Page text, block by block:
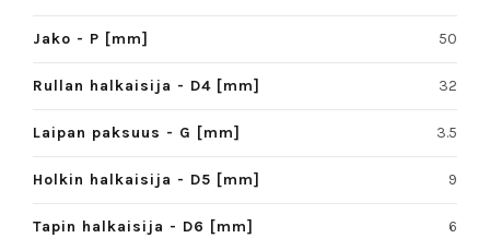
Jako - P [mm] 50
Rullan halkaisija - D4 [mm] 32
Laipan paksuus - G [mm] 3.5
Holkin halkaisija - D5 [mm] 9
Tapin halkaisija - D6 [mm] 6